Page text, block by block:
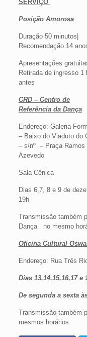
SERVIÇO
Posição Amorosa
Duração 50 minutos|
Recomendação 14
Apresentações
Retirada de ingresso 1
antes
CRD – Centro de
Referência da Dança
Endereço: Galeria
– Baixo do Viaduto do
– s/nº – Praça Ramos
Azevedo
Sala Cênica
Dias 6,7, 8 e 9 de
19h
Transmissão também
Dança no mesmo
Oficina Cultural
Endereço: Rua Três
Dias 13,14,15,16,17 e
De segunda a sexta
Transmissão também
mesmos horários